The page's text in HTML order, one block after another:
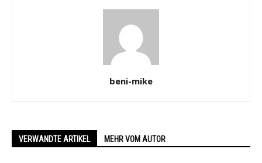
beni-mike
VERWANDTE ARTIKEL MEHR VOM AUTOR